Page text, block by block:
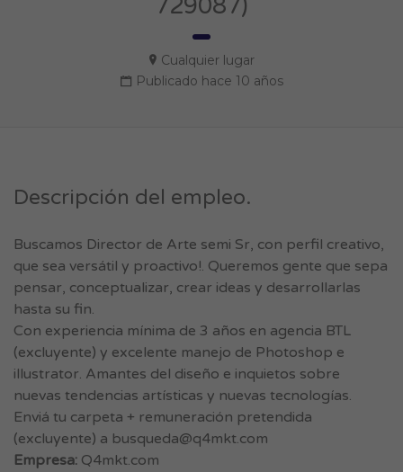
729087)
Cualquier lugar
Publicado hace 10 años
Descripción del empleo.
Buscamos Director de Arte semi Sr, con perfil creativo,
que sea versátil y proactivo!. Queremos gente que sepa
pensar, conceptualizar, crear ideas y desarrollarlas
hasta su fin.
Con experiencia mínima de 3 años en agencia BTL
(excluyente) y excelente manejo de Photoshop e
illustrator. Amantes del diseño e inquietos sobre
nuevas tendencias artísticas y nuevas tecnologías.
Enviá tu carpeta + remuneración pretendida
(excluyente) a busqueda@q4mkt.com
Empresa: Q4mkt.com